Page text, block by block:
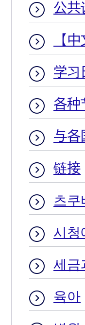
公共
【
学习
各种
与各
链接
츠쿠
시청
세금
육아